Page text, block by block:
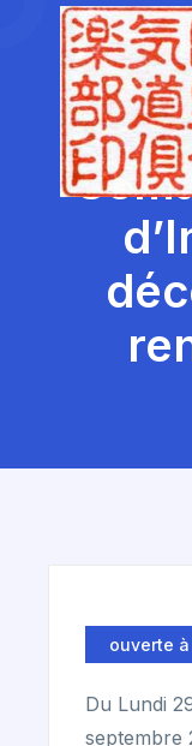
ouverte
Du Lundi
septembre